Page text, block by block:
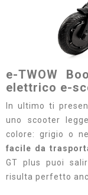
e-TWOW
elettrico e-
In ultimo ti
uno scooter
colore: grigio o
facile da
GT plus puoi
risulta perfetto